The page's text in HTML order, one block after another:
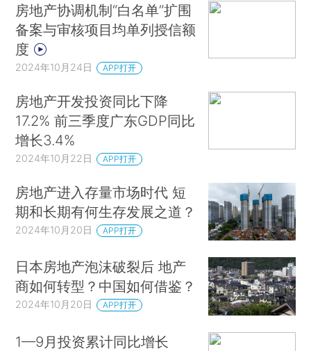
房地产协调机制“白名单”扩围
备案与审核项目均单列授信额
度
2024年10月24日 APP打开
房地产开发投资同比下降
17.2% 前三季度广东GDP同比
增长3.4%
2024年10月22日 APP打开
房地产进入存量市场时代 短
期和长期有何生存发展之道？
2024年10月20日 APP打开
日本房地产泡沫破裂后 地产
商如何转型？中国如何借鉴？
2024年10月20日 APP打开
1—9月投资累计同比增长